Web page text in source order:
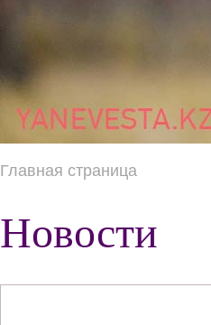
Главная страница
Новости